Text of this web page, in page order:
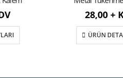
28,00 +
ÜRÜN